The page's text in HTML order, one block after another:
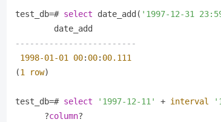
test_db=# select date_add( '1997-12-31
-------------------------
1998-01 -01 00: 00: 00.111
(1 row)
test_db=# select '1997-12-11' + interval
      ?
column